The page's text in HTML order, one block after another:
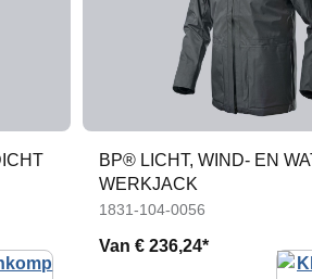
BP® LICHT, WIND- EN
WERKJACK
1831-104-0056
Van € 236,24*